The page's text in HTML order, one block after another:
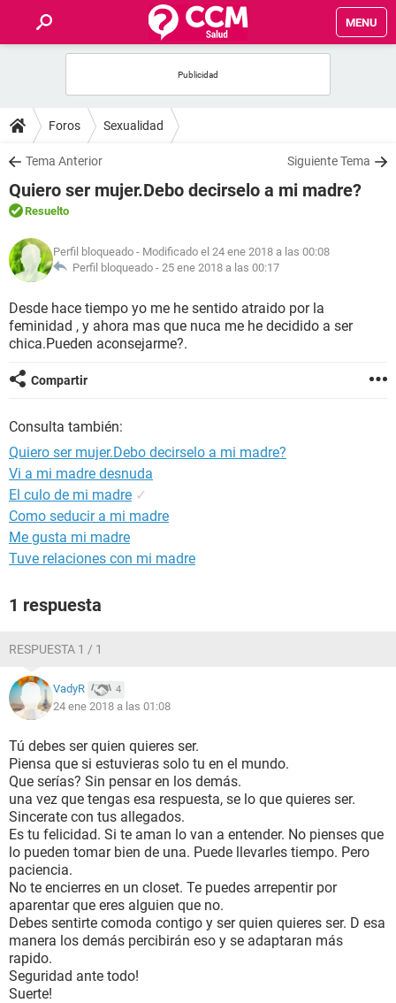
MENU
FOROS
SALUD
FAMILIA
NUTRICIÓN
SEXUALIDAD
GLOSARIO
Foros Sexualidad
Tema Anterior Siguiente Tema
Quiero ser mujer.Debo decirselo a mi madre?
Resuelto
Perfil bloqueado - Modificado el 24 ene 2018 a las 00:08
Perfil bloqueado - 25 ene 2018 a las 00:17
Desde hace tiempo yo me he sentido atraido por la
feminidad , y ahora mas que nuca me he decidido a ser
chica.Pueden aconsejarme?.
Compartir
Consulta también:
Quiero ser mujer.Debo decirselo a mi madre?
Vi a mi madre desnuda
El culo de mi madre ✓
Como seducir a mi madre
Me gusta mi madre
Tuve relaciones con mi madre
1 respuesta
RESPUESTA 1 / 1
VadyR 4
24 ene 2018 a las 01:08
Tú debes ser quien quieres ser.
Piensa que si estuvieras solo tu en el mundo.
Que serías? Sin pensar en los demás.
una vez que tengas esa respuesta, se lo que quieres ser.
Sincerate con tus allegados.
Es tu felicidad. Si te aman lo van a entender. No pienses que
lo pueden tomar bien de una. Puede llevarles tiempo. Pero
paciencia.
No te encierres en un closet. Te puedes arrepentir por
aparentar que eres alguien que no.
Debes sentirte comoda contigo y ser quien quieres ser. D esa
manera los demás percibirán eso y se adaptaran más
rapido.
Seguridad ante todo!
Suerte!